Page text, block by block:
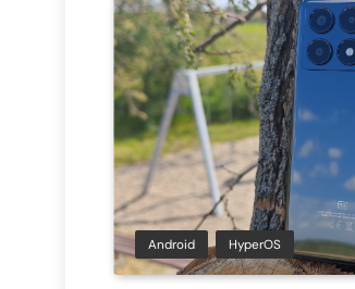
Android HyperOS